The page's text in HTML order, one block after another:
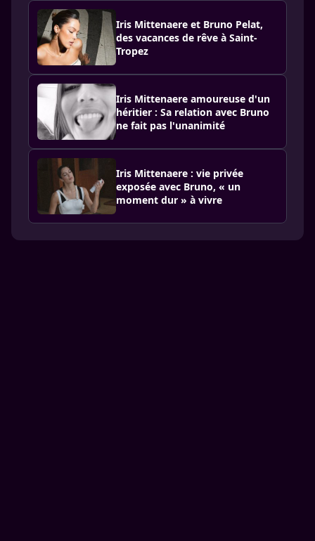
Iris Mittenaere et Bruno Pelat,
des vacances de rêve à Saint-
Tropez
Iris Mittenaere amoureuse d'un
héritier : Sa relation avec Bruno
ne fait pas l'unanimité
Iris Mittenaere : vie privée
exposée avec Bruno, « un
moment dur » à vivre